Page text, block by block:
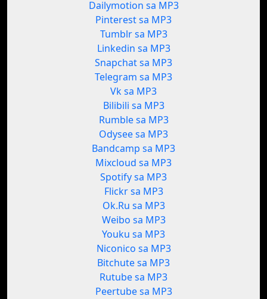
Dailymotion sa MP3
Pinterest sa MP3
Tumblr sa MP3
Linkedin sa MP3
Snapchat sa MP3
Telegram sa MP3
Vk sa MP3
Bilibili sa MP3
Rumble sa MP3
Odysee sa MP3
Bandcamp sa MP3
Mixcloud sa MP3
Spotify sa MP3
Flickr sa MP3
Ok.Ru sa MP3
Weibo sa MP3
Youku sa MP3
Niconico sa MP3
Bitchute sa MP3
Rutube sa MP3
Peertube sa MP3